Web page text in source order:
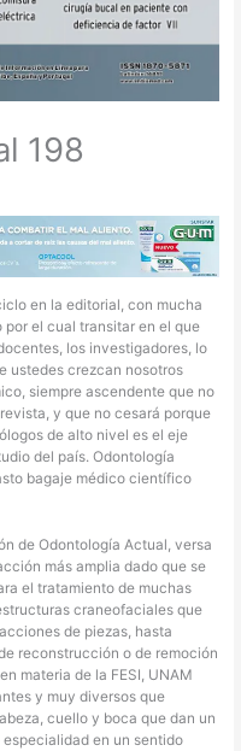
198
en la editorial, con mucha
el cual transitar en el que
los investigadores, lo
ustedes crezcan nosotros
siempre ascendente que no
y que no cesará porque
de alto nivel es el eje
del país. Odontología
bagaje médico científico
de Odontología Actual, versa
más amplia dado que se
el tratamiento de muchas
craneofaciales que
de piezas, hasta
reconstrucción o de remoción
materia de la FESI, UNAM
y muy diversos que
cuello y boca que dan un
en un sentido